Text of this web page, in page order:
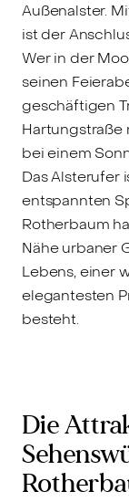
Außenalster.
ist der
Wer in der
seinen
geschäftigen
Hartungstraße
bei einem
Das Alsterufer
entspannten
Rotherbaum
Nähe urbaner
Lebens, einer
elegantesten
besteht.
Die